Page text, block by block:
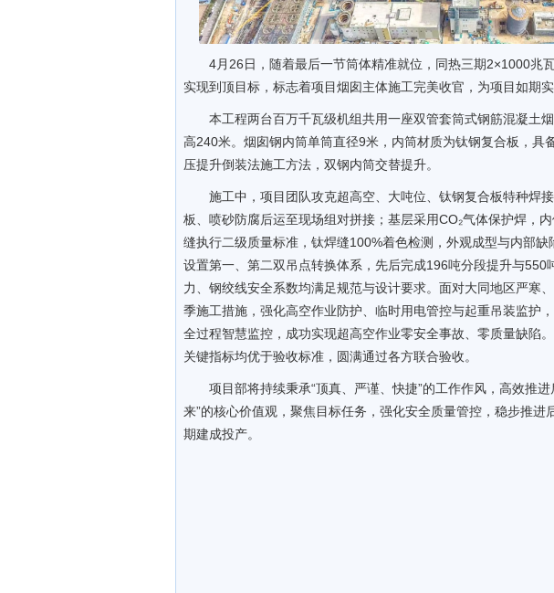
4月26日，随着最后一节筒体精准就位，同热三期2×1000兆
实现到顶目标，标志着项目烟囱主体施工完美收官，为项目如期
本工程两台百万千瓦级机组共用一座双管套筒式钢筋混凝土
高240米。烟囱钢内筒单筒直径9米，内筒材质为钛钢复合板，具
压提升倒装法施工方法，双钢内筒交替提升。
施工中，项目团队攻克超高空、大吨位、钛钢复合板特种焊
板、喷砂防腐后运至现场组对拼接；基层采用CO₂气体保护焊，
缝执行二级质量标准，钛焊缝100%着色检测，外观成型与内部
设置第一、第二双吊点转换体系，先后完成196吨分段提升与550
力、钢绞线安全系数均满足规范与设计要求。面对大同地区严寒
季施工措施，强化高空作业防护、临时用电管控与起重吊装监护
全过程智慧监控，成功实现超高空作业零安全事故、零质量缺陷
关键指标均优于验收标准，圆满通过各方联合验收。
项目部将持续秉承“顶真、严谨、快捷”的工作作风，高效推
来”的核心价值观，聚焦目标任务，强化安全质量管控，稳步推进
期建成投产。